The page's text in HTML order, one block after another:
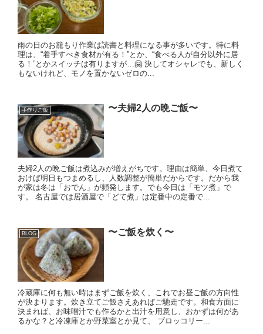
雨の日のお籠もり作業は読書と料理になる事が多いです。特に料
理は、“着手すべき食材が有る！”とか、“食べる人が自分以外に居
る！”とかスイッチは有りますが…🤗 決してオシャレでも、新しく
もないけれど、モノを置かないゼロの...
手作りご飯 〜夫婦2人の晩ご飯〜
夫婦2人の晩ご飯は煮込みが増えがちです。理由は簡単、今日煮て
おけば明日もつまめるし、人数調整が簡単だからです。だから我
が家は冬は「おでん」が頻発します。でも今日は「モツ煮」で
す。 名古屋では居酒屋で「どて煮」は定番中の定番で...
BLOG 〜ご飯を炊く〜
冷蔵庫に何も無い時はまずご飯を炊く、これでお昼ご飯の方向性
が決まります。炊き立てご飯さえあればご馳走です。和食方面に
決まれば、お味噌汁でも作るかと出汁を用意し、おかずは何があ
るかな？と冷凍庫とか野菜室とか見て、 ブロッコリー...